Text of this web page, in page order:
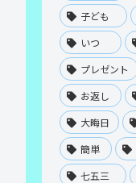
子ども
いつ
プレゼント
お返し
大晦日
簡単
七五三